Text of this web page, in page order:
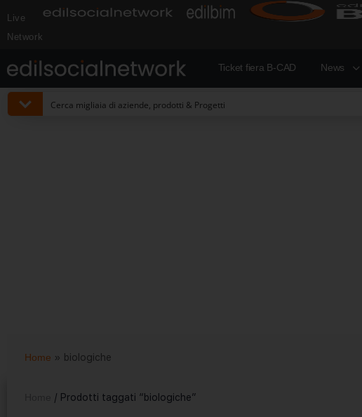
Live
Network
Ticket fiera B-CAD News
Home » biologiche
/ Prodotti taggati “biologiche”